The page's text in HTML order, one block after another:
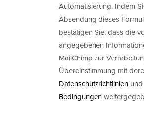
Automatisierung. Indem
Absendung dieses
bestätigen Sie, dass die
angegebenen
MailChimp zur
Übereinstimmung mit
Datenschutzrichtlinien und
Bedingungen